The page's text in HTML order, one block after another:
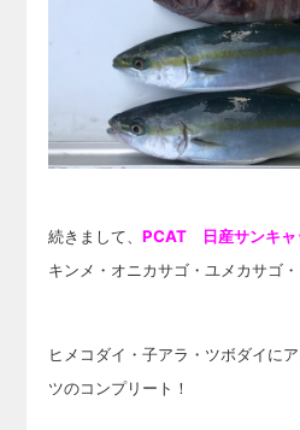
続きまして、PCAT 日産サンキ
キンメ・オニカサゴ・ユメカサゴ・
ヒメコダイ・子アラ・ツボダイに
ツのコンプリート！